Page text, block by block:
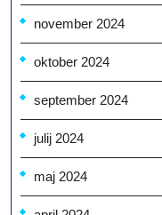
november 2024
oktober 2024
september 2024
julij 2024
maj 2024